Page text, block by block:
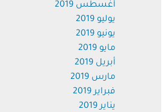
أغسطس 2019
يوليو 2019
يونيو 2019
مايو 2019
أبريل 2019
مارس 2019
فبراير 2019
يناير 2019